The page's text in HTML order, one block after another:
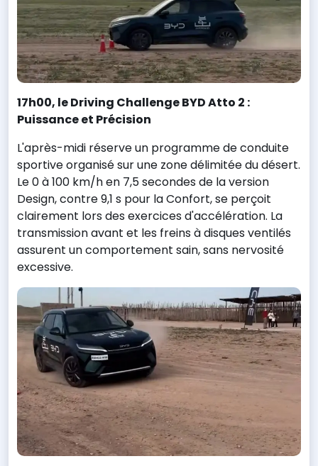
17h00, le Driving Challenge BYD Atto 2 :
Puissance et Précision
L'après-midi réserve un programme de conduite
sportive organisé sur une zone délimitée du désert.
Le 0 à 100 km/h en 7,5 secondes de la version
Design, contre 9,1 s pour la Confort, se perçoit
clairement lors des exercices d'accélération. La
transmission avant et les freins à disques ventilés
assurent un comportement sain, sans nervosité
excessive.